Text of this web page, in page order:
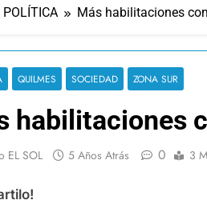
POLÍTICA Más habilitaciones
QUILMES SOCIEDAD ZONA SUR
habilitaciones
EL SOL 5 Años Atrás 0 3